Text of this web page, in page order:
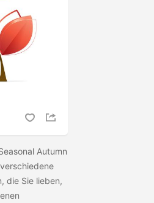
Autumn
die Sie lieben,